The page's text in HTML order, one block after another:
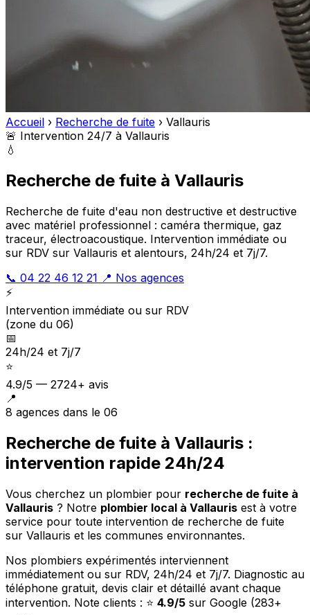
Accueil › Recherche de fuite › Vallauris
🚨 Intervention 24/7 à Vallauris
💧
Recherche de fuite à Vallauris
Recherche de fuite d'eau non destructive et destructive
avec matériel professionnel : caméra thermique, gaz
traceur, électroacoustique. Intervention immédiate ou
sur RDV sur Vallauris et alentours, 24h/24 et 7j/7.
📞 04 22 46 12 21 📍 Nos agences
⚡
Intervention immédiate ou sur RDV
(zone du 06)
📅
24h/24 et 7j/7
⭐
4.9/5 — 2724+ avis
📍
8 agences dans le 06
Recherche de fuite à Vallauris :
intervention rapide 24h/24
Vous cherchez un plombier pour recherche de fuite à
Vallauris ? Notre plombier local à Vallauris est à votre
service pour toute intervention de recherche de fuite
sur Vallauris et les communes environnantes.
Nos plombiers expérimentés interviennent
immédiatement ou sur RDV, 24h/24 et 7j/7. Diagnostic au
téléphone gratuit, devis clair et détaillé avant chaque
intervention. Note clients : ⭐ 4.9/5 sur Google (283+